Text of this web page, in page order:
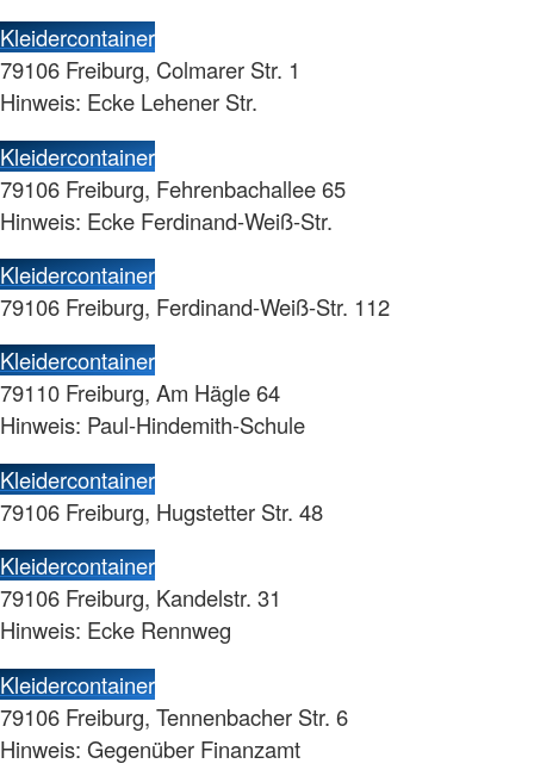
Kleidercontainer
79106 Freiburg, Colmarer Str. 1
Hinweis: Ecke Lehener Str.
Kleidercontainer
79106 Freiburg, Fehrenbachallee 65
Hinweis: Ecke Ferdinand-Weiß-Str.
Kleidercontainer
79106 Freiburg, Ferdinand-Weiß-Str. 112
Kleidercontainer
79110 Freiburg, Am Hägle 64
Hinweis: Paul-Hindemith-Schule
Kleidercontainer
79106 Freiburg, Hugstetter Str. 48
Kleidercontainer
79106 Freiburg, Kandelstr. 31
Hinweis: Ecke Rennweg
Kleidercontainer
79106 Freiburg, Tennenbacher Str. 6
Hinweis: Gegenüber Finanzamt